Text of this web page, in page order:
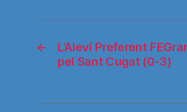
←
L’Aleví Preferent
pel Sant Cugat (0-3)